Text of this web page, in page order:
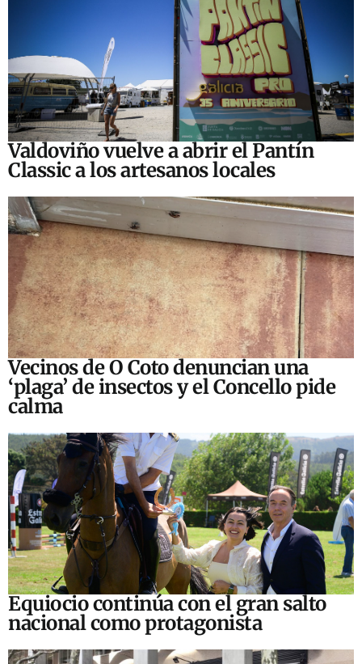
Valdoviño vuelve a abrir el Pantín
Classic a los artesanos locales
Vecinos de O Coto denuncian una
‘plaga’ de insectos y el Concello pide
calma
Equiocio continúa con el gran salto
nacional como protagonista